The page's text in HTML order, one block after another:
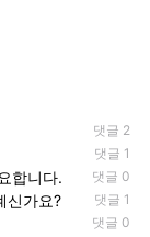
댓글 2
댓글 1
합니다. 댓글 0
신가요? 댓글 1
댓글 0